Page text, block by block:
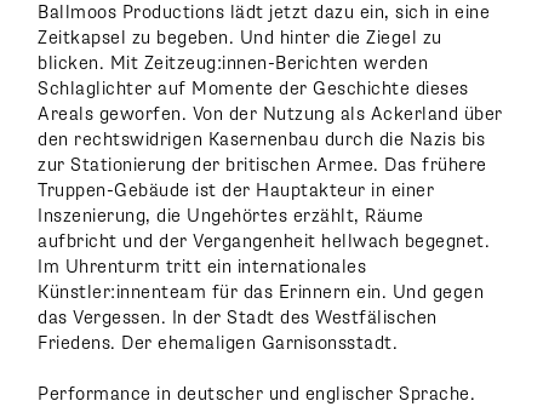
Ballmoos Productions lädt jetzt dazu ein, sich in eine
Zeitkapsel zu begeben. Und hinter die Ziegel zu
blicken. Mit Zeitzeug:innen-Berichten werden
Schlaglichter auf Momente der Geschichte dieses
Areals geworfen. Von der Nutzung als Ackerland über
den rechtswidrigen Kasernenbau durch die Nazis bis
zur Stationierung der britischen Armee. Das frühere
Truppen-Gebäude ist der Hauptakteur in einer
Inszenierung, die Ungehörtes erzählt, Räume
aufbricht und der Vergangenheit hellwach begegnet.
Im Uhrenturm tritt ein internationales
Künstler:innenteam für das Erinnern ein. Und gegen
das Vergessen. In der Stadt des Westfälischen
Friedens. Der ehemaligen Garnisonsstadt.
Performance in deutscher und englischer Sprache.